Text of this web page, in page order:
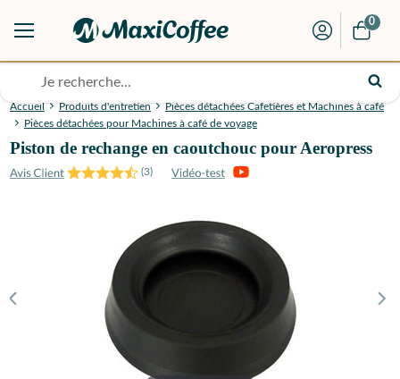
0
Accueil Produits d'entretien
Pièces détachées Cafetières et Machines à café
Pièces détachées pour Machines à café de voyage
Piston de rechange en caoutchouc pour Aeropress
(3)